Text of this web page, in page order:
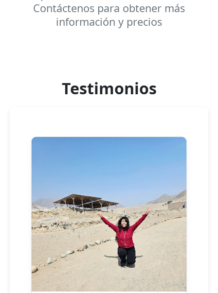
Contáctenos para obtener más
información y precios
Testimonios